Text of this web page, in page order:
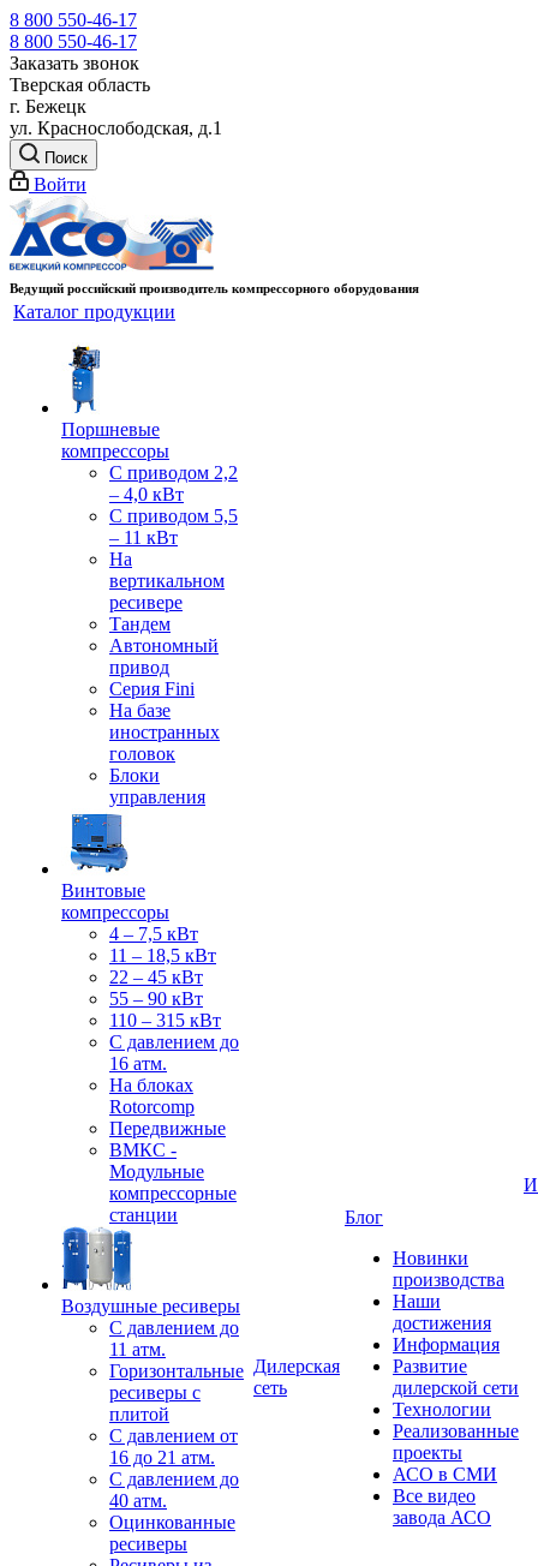
8 800 550-46-17
8 800 550-46-17
Заказать звонок
Тверская область
г. Бежецк
ул. Краснослободская, д.1
Поиск
Войти
Ведущий российский производитель компрессорного оборудования
Каталог продукции
Поршневые
компрессоры
С приводом 2,2
– 4,0 кВт
С приводом 5,5
– 11 кВт
На
вертикальном
ресивере
Тандем
Автономный
привод
Серия Fini
На базе
иностранных
головок
Блоки
управления
Винтовые
компрессоры
4 – 7,5 кВт
11 – 18,5 кВт
22 – 45 кВт
55 – 90 кВт
110 – 315 кВт
С давлением до
16 атм.
На блоках
Rotorcomp
Передвижные
ВМКС -
Модульные
компрессорные
станции
Воздушные ресиверы
С давлением до
11 атм.
Горизонтальные
ресиверы с
плитой
С давлением от
16 до 21 атм.
С давлением до
40 атм.
Оцинкованные
ресиверы
Дилерская
сеть
Блог
Новинки
производства
Наши
достижения
Информация
Развитие
дилерской сети
Технологии
Реализованные
проекты
АСО в СМИ
Все видео
завода АСО